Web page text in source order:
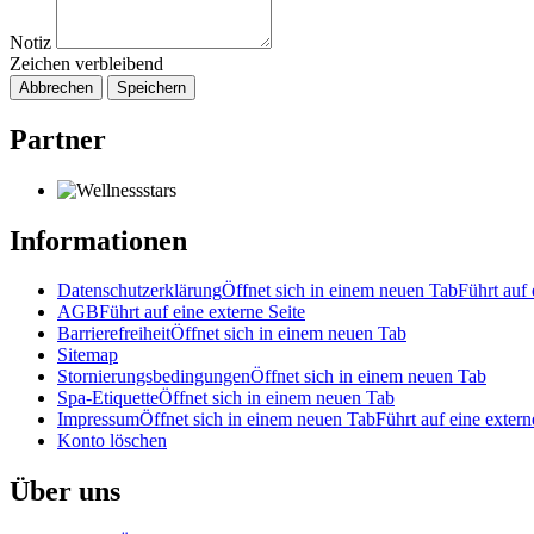
Notiz
Zeichen verbleibend
Abbrechen Speichern
Partner
Informationen
DatenschutzerklärungÖffnet sich in einem neuen TabFührt auf
AGBFührt auf eine externe Seite
BarrierefreiheitÖffnet sich in einem neuen Tab
Sitemap
StornierungsbedingungenÖffnet sich in einem neuen Tab
Spa-EtiquetteÖffnet sich in einem neuen Tab
ImpressumÖffnet sich in einem neuen TabFührt auf eine
Konto löschen
Über uns